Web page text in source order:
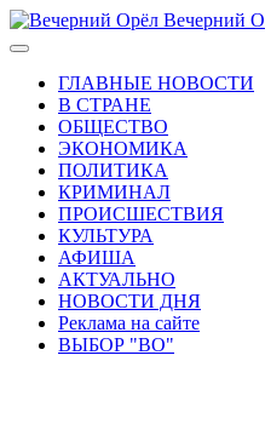
Вечерний
ГЛАВНЫЕ НОВОСТИ
В СТРАНЕ
ОБЩЕСТВО
ЭКОНОМИКА
ПОЛИТИКА
КРИМИНАЛ
ПРОИСШЕСТВИЯ
КУЛЬТУРА
АФИША
АКТУАЛЬНО
НОВОСТИ ДНЯ
Реклама на сайте
ВЫБОР "ВО"